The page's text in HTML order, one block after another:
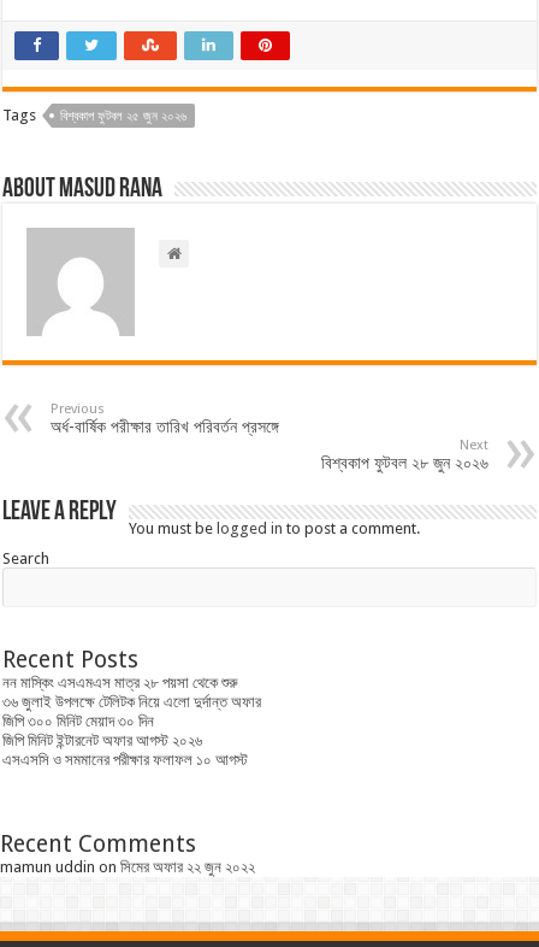
Tags বিশ্বকাপ ফুটবল ২৫ জুন ২০২৬
About Masud Rana
Previous
অর্ধ-বার্ষিক পরীক্ষার তারিখ পরিবর্তন প্রসঙ্গে
Next
বিশ্বকাপ ফুটবল ২৮ জুন ২০২৬
Leave a Reply
You must be logged in to post a comment.
Search
Recent Posts
নন মাস্কিং এসএমএস মাত্র ২৮ পয়সা থেকে শুরু
৩৬ জুলাই উপলক্ষে টেলিটক নিয়ে এলো দুর্দান্ত অফার
জিপি ৩০০ মিনিট মেয়াদ ৩০ দিন
জিপি মিনিট ইন্টারনেট অফার আগস্ট ২০২৬
এসএসসি ও সমমানের পরীক্ষার ফলাফল ১০ আগস্ট
Recent Comments
mamun uddin on সিমের অফার ২২ জুন ২০২২